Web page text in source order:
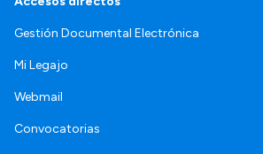
Gestión Documental Electrónica
Mi Legajo
Webmail
Convocatorias